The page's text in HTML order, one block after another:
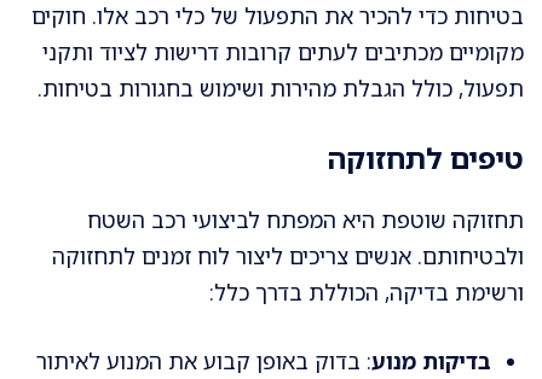
בטיחות כדי להכיר את התפעול של כלי רכב אלו. חוקים
מקומיים מכתיבים לעתים קרובות דרישות לציוד ותקני
תפעול, כולל הגבלת מהירות ושימוש בחגורות בטיחות.
טיפים לתחזוקה
תחזוקה שוטפת היא המפתח לביצועי רכב השטח
ולבטיחותם. אנשים צריכים ליצור לוח זמנים לתחזוקה
ורשימת בדיקה, הכוללת בדרך כלל:
בדיקות מנוע: בדוק באופן קבוע את המנוע לאיתור